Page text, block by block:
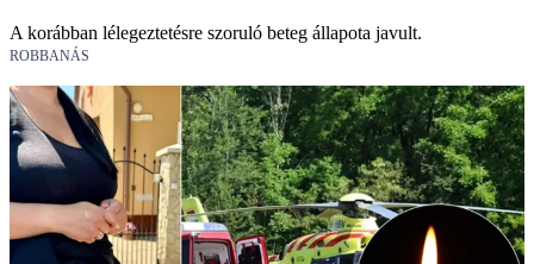
A korábban lélegeztetésre szoruló beteg állapota javult.
ROBBANÁS